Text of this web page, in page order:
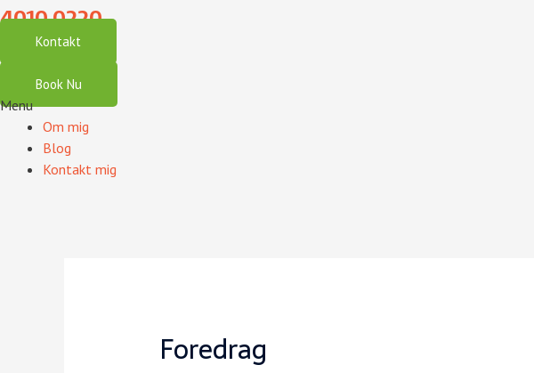
4010 0220
Kontakt
Book Nu
Menu
Om mig
Blog
Kontakt mig
Foredrag